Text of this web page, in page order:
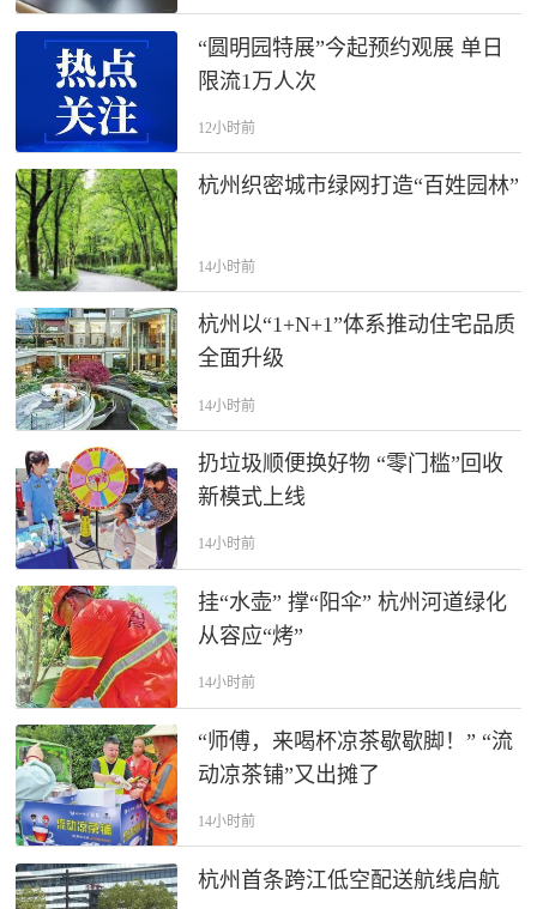
“圆明园特展”今起预约观展 单日
限流1万人次
12小时前
杭州织密城市绿网打造“百姓园林”
14小时前
杭州以“1+N+1”体系推动住宅品质
全面升级
14小时前
扔垃圾顺便换好物 “零门槛”回收
新模式上线
14小时前
挂“水壶” 撑“阳伞” 杭州河道绿化
从容应“烤”
14小时前
“师傅，来喝杯凉茶歇歇脚！” “流
动凉茶铺”又出摊了
14小时前
杭州首条跨江低空配送航线启航